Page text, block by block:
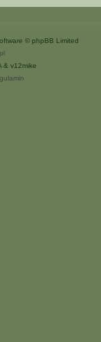
© phpBB Limited
& v12mike